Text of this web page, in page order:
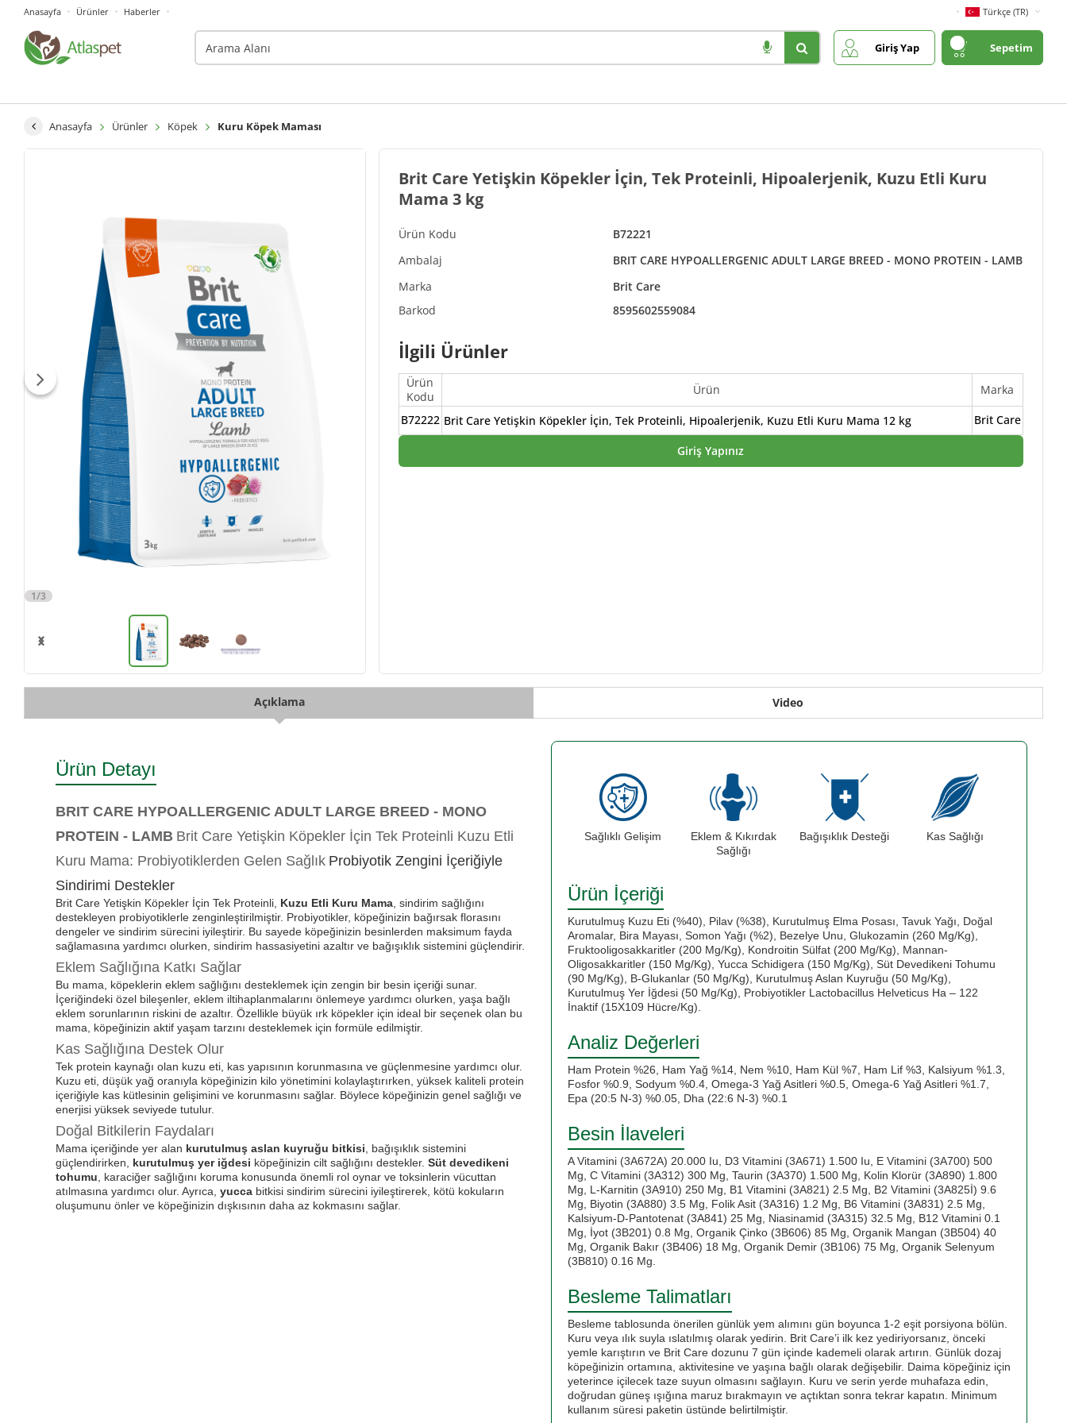
Anasayfa Ürünler Haberler Türkçe (TR)
Giriş Yap Sepetim
Anasayfa Ürünler Köpek Kuru Köpek Maması
1/3
B72221
BRIT CARE HYPOALLERGENIC ADULT LARGE BREED - MONO PROTEIN - LAMB
Brit Care Yetişkin Köpekler İçin, Tek Proteinli, Hipoalerjenik, Kuzu Etli Kuru
Mama 3 kg
Brit Care
8595602559084
İlgili Ürünler
Ürün
Kodu
Ürün
Marka
B72222 Brit Care Yetişkin Köpekler İçin, Tek Proteinli, Hipoalerjenik, Kuzu Etli Kuru Mama 12 kg Brit Care
Giriş Yapınız
Açıklama Video
Ürün Detayı
BRIT CARE HYPOALLERGENIC ADULT LARGE BREED - MONO
PROTEIN - LAMB Brit Care Yetişkin Köpekler İçin Tek Proteinli Kuzu Etli
Kuru Mama: Probiyotiklerden Gelen Sağlık Probiyotik Zengini İçeriğiyle
Sindirimi Destekler
Brit Care Yetişkin Köpekler İçin Tek Proteinli, Kuzu Etli Kuru Mama , sindirim sağlığını
destekleyen probiyotiklerle zenginleştirilmiştir. Probiyotikler, köpeğinizin bağırsak florasını
dengeler ve sindirim sürecini iyileştirir. Bu sayede köpeğinizin besinlerden maksimum fayda
sağlamasına yardımcı olurken, sindirim hassasiyetini azaltır ve bağışıklık sistemini güçlendirir.
Eklem Sağlığına Katkı Sağlar
Bu mama, köpeklerin eklem sağlığını desteklemek için zengin bir besin içeriği sunar.
İçeriğindeki özel bileşenler, eklem iltihaplanmalarını önlemeye yardımcı olurken, yaşa bağlı
eklem sorunlarının riskini de azaltır. Özellikle büyük ırk köpekler için ideal bir seçenek olan bu
mama, köpeğinizin aktif yaşam tarzını desteklemek için formüle edilmiştir.
Kas Sağlığına Destek Olur
Tek protein kaynağı olan kuzu eti, kas yapısının korunmasına ve güçlenmesine yardımcı olur.
Kuzu eti, düşük yağ oranıyla köpeğinizin kilo yönetimini kolaylaştırırken, yüksek kaliteli protein
içeriğiyle kas kütlesinin gelişimini ve korunmasını sağlar. Böylece köpeğinizin genel sağlığı ve
enerjisi yüksek seviyede tutulur.
Doğal Bitkilerin Faydaları
Mama içeriğinde yer alan kurutulmuş aslan kuyruğu bitkisi , bağışıklık sistemini
güçlendirirken, kurutulmuş yer iğdesi köpeğinizin cilt sağlığını destekler. Süt devedikeni
tohumu , karaciğer sağlığını koruma konusunda önemli rol oynar ve toksinlerin vücuttan
atılmasına yardımcı olur. Ayrıca, yucca bitkisi sindirim sürecini iyileştirerek, kötü kokuların
oluşumunu önler ve köpeğinizin dışkısının daha az kokmasını sağlar.
Sağlıklı Gelişim
Eklem & Kıkırdak
Sağlığı
Bağışıklık Desteği Kas Sağlığı
Ürün İçeriği
Kurutulmuş Kuzu Eti (%40), Pilav (%38), Kurutulmuş Elma Posası, Tavuk Yağı, Doğal
Aromalar, Bira Mayası, Somon Yağı (%2), Bezelye Unu, Glukozamin (260 Mg/Kg),
Fruktooligosakkaritler (200 Mg/Kg), Kondroitin Sülfat (200 Mg/Kg), Mannan-
Oligosakkaritler (150 Mg/Kg), Yucca Schidigera (150 Mg/Kg), Süt Devedikeni Tohumu
(90 Mg/Kg), Β-Glukanlar (50 Mg/Kg), Kurutulmuş Aslan Kuyruğu (50 Mg/Kg),
Kurutulmuş Yer İğdesi (50 Mg/Kg), Probiyotikler Lactobacillus Helveticus Ha – 122
İnaktif (15X109 Hücre/Kg).
Analiz Değerleri
Ham Protein %26, Ham Yağ %14, Nem %10, Ham Kül %7, Ham Lif %3, Kalsiyum %1.3,
Fosfor %0.9, Sodyum %0.4, Omega-3 Yağ Asitleri %0.5, Omega-6 Yağ Asitleri %1.7,
Epa (20:5 N-3) %0.05, Dha (22:6 N-3) %0.1
Besin İlaveleri
A Vitamini (3A672A) 20.000 Iu, D3 Vitamini (3A671) 1.500 Iu, E Vitamini (3A700) 500
Mg, C Vitamini (3A312) 300 Mg, Taurin (3A370) 1.500 Mg, Kolin Klorür (3A890) 1.800
Mg, L-Karnitin (3A910) 250 Mg, B1 Vitamini (3A821) 2.5 Mg, B2 Vitamini (3A825İ) 9.6
Mg, Biyotin (3A880) 3.5 Mg, Folik Asit (3A316) 1.2 Mg, B6 Vitamini (3A831) 2.5 Mg,
Kalsiyum-D-Pantotenat (3A841) 25 Mg, Niasinamid (3A315) 32.5 Mg, B12 Vitamini 0.1
Mg, İyot (3B201) 0.8 Mg, Organik Çinko (3B606) 85 Mg, Organik Mangan (3B504) 40
Mg, Organik Bakır (3B406) 18 Mg, Organik Demir (3B106) 75 Mg, Organik Selenyum
(3B810) 0.16 Mg.
Besleme Talimatları
Besleme tablosunda önerilen günlük yem alımını gün boyunca 1-2 eşit porsiyona bölün.
Kuru veya ılık suyla ıslatılmış olarak yedirin. Brit Care’i ilk kez yediriyorsanız, önceki
yemle karıştırın ve Brit Care dozunu 7 gün içinde kademeli olarak artırın. Günlük dozaj
köpeğinizin ortamına, aktivitesine ve yaşına bağlı olarak değişebilir. Daima köpeğiniz için
yeterince içilecek taze suyun olmasını sağlayın. Kuru ve serin yerde muhafaza edin,
doğrudan güneş ışığına maruz bırakmayın ve açtıktan sonra tekrar kapatın. Minimum
kullanım süresi paketin üstünde belirtilmiştir.